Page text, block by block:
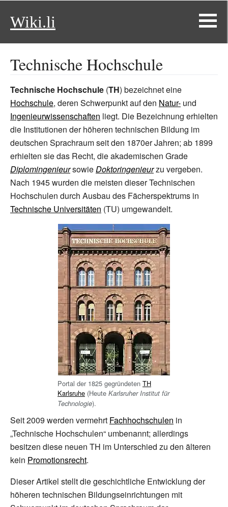
Wiki.li
Technische Hochschule
Technische Hochschule (TH) bezeichnet eine
Hochschule, deren Schwerpunkt auf den Natur- und
Ingenieurwissenschaften liegt. Die Bezeichnung erhielten
die Institutionen der höheren technischen Bildung im
deutschen Sprachraum seit den 1870er Jahren; ab 1899
erhielten sie das Recht, die akademischen Grade
DiplomingenieursowieDoktoringenieurzu vergeben.
Nach 1945 wurden die meisten dieser Technischen
Hochschulen durch Ausbau des Fächerspektrums in
Technische Universitäten (TU) umgewandelt.
Portal der 1825 gegründeten TH
Karlsruhe (Heute Karlsruher Institut für
Technologie).
Seit 2009 werden vermehrt Fachhochschulen in
„Technische Hochschulen“ umbenannt; allerdings
besitzen diese neuen TH im Unterschied zu den älteren
kein Promotionsrecht.
Dieser Artikel stellt die geschichtliche Entwicklung der
höheren technischen Bildungseinrichtungen mit